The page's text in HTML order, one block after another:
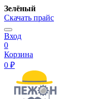
Зелёный
Скачать прайс
Вход
0
Корзина
0 ₽